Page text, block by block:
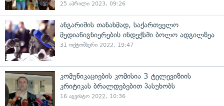
25 აპრილი 2023, 09:26
ანგარიშის თანახმად, საქართველო
მედიაწიგნიერების ინდექსში ბოლო ადგილზეა
31 ოქტომბერი 2022, 19:47
კომუნიკაციების კომისია 3 ტელევიზიის
კრიტიკას ბრალდებებით პასუხობს
16 აგვისტო 2022, 10:36